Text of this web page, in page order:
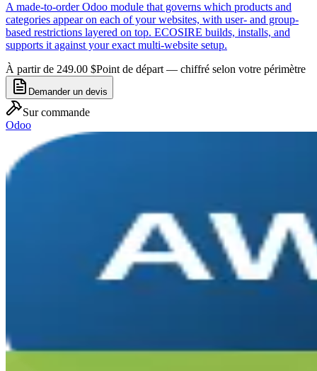
A made-to-order Odoo module that governs which products and
categories appear on each of your websites, with user- and group-
based restrictions layered on top. ECOSIRE builds, installs, and
supports it against your exact multi-website setup.
À partir de 249.00 $Point de départ — chiffré selon votre périmètre
Demander un devis
Sur commande
Odoo